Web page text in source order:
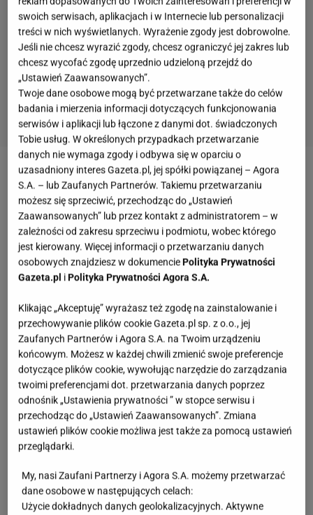
Zobacz wideoKsiążę William angażuje się w akcje
charytatywne. Zagrał w koszykówkę na wózku
inwalidzkim!
Tiara tylko po zmroku
królewskim dworze - niczym w bajce o Kopciuszku -
przedstawicielki rodu skrupulatnie mierzą czas.
Wyczekują wybicia godziny osiemnastej z taką
samą intensywnością, z jaką bohaterka popularnej
wśród dzieci baśni drżała na samą myśl o północy.
To właśnie po zmroku brytyjskie księżniczki mogą
poczuć się jeszcze bardziej dostojnie i włożyć we
głowy" jest uważane bowiem za "formalny strój",
który wypada przywdziewać jedynie wieczorem.
swoich serwisach, aplikacjach i w Internecie lub personalizacji
treści w nich wyświetlanych. Wyrażenie zgody jest dobrowolne.
Jeśli nie chcesz wyrazić zgody, chcesz ograniczyć jej zakres lub
chcesz wycofać zgodę uprzednio udzieloną przejdź do
„Ustawień Zaawansowanych”.
Twoje dane osobowe mogą być przetwarzane także do celów
badania i mierzenia informacji dotyczących funkcjonowania
serwisów i aplikacji lub łączone z danymi dot. świadczonych
Tobie usług. W określonych przypadkach przetwarzanie
danych nie wymaga zgody i odbywa się w oparciu o
uzasadniony interes Gazeta.pl, jej spółki powiązanej – Agora
S.A. – lub Zaufanych Partnerów. Takiemu przetwarzaniu
możesz się sprzeciwić, przechodząc do „Ustawień
Zaawansowanych” lub przez kontakt z administratorem – w
zależności od zakresu sprzeciwu i podmiotu, wobec którego
jest kierowany. Więcej informacji o przetwarzaniu danych
osobowych znajdziesz w dokumencie Polityka Prywatności
Gazeta.pl i Polityka Prywatności Agora S.A.
Klikając „Akceptuję” wyrażasz też zgodę na zainstalowanie i
przechowywanie plików cookie Gazeta.pl sp. z o.o., jej
Zaufanych Partnerów i Agora S.A. na Twoim urządzeniu
końcowym. Możesz w każdej chwili zmienić swoje preferencje
dotyczące plików cookie, wywołując narzędzie do zarządzania
twoimi preferencjami dot. przetwarzania danych poprzez
odnośnik „Ustawienia prywatności ” w stopce serwisu i
przechodząc do „Ustawień Zaawansowanych”. Zmiana
ustawień plików cookie możliwa jest także za pomocą ustawień
przeglądarki.
My, nasi Zaufani Partnerzy i Agora S.A. możemy przetwarzać
dane osobowe w następujących celach:
Użycie dokładnych danych geolokalizacyjnych. Aktywne